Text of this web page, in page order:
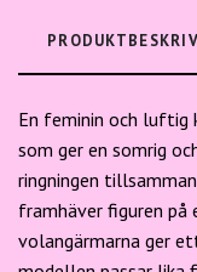
En feminin och luftig
som ger en somrig
ringningen
framhäver figuren
volangärmarna ger